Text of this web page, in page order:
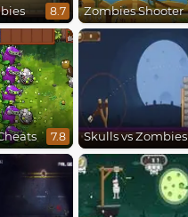
8.7 Zombies Shooter
7.8 Skulls vs Zombies